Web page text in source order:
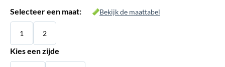
Selecteer een maat: Bekijk de maattabel
1 2
Kies een zijde